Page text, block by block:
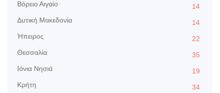
Βόρειο Αιγαίο
14
Δυτική Μακεδονία
14
Ήπειρος
22
Θεσσαλία
35
Ιόνια Νησιά
19
Κρήτη
34